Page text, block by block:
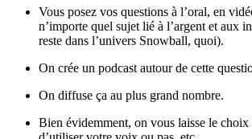
Vous posez vos questions à l’oral, en
n’importe quel sujet lié à l’argent et aux
reste dans l’univers Snowball, quoi).
On crée un podcast autour de cette
On diffuse ça au plus grand nombre.
Bien évidemment, on vous laisse le choix